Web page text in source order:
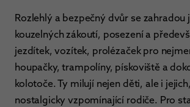
Rozlehlý a bezpečný dvůr se zahradou
kouzelných zákoutí, posezení a
jezdítek, vozítek, prolézaček pro
houpačky, trampolíny, pískoviště a
kolotoče. Ty milují nejen děti, ale i
nostalgicky vzpomínající rodiče. Pro